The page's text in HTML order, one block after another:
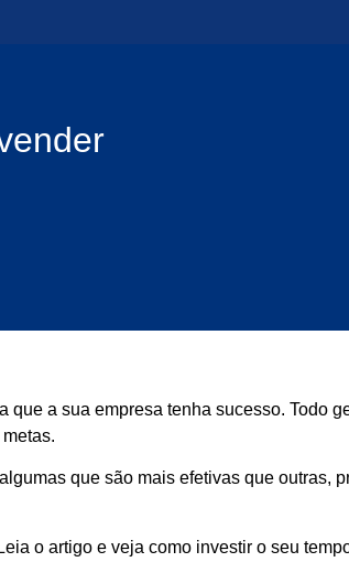
que a sua empresa tenha sucesso. Todo
que são mais efetivas que outras,
o artigo e veja como investir o seu